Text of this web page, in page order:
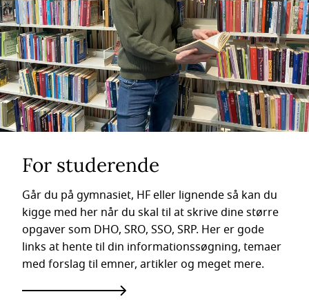
For studerende
Går du på gymnasiet, HF eller lignende så kan du
kigge med her når du skal til at skrive dine større
opgaver som DHO, SRO, SSO, SRP. Her er gode
links at hente til din informationssøgning, temaer
med forslag til emner, artikler og meget mere.